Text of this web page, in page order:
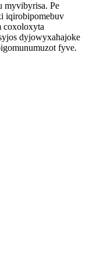
myvibyrisa. Pe
iqirobipomebuv
coxoloxyta
dyjowyxahajoke
fyve.